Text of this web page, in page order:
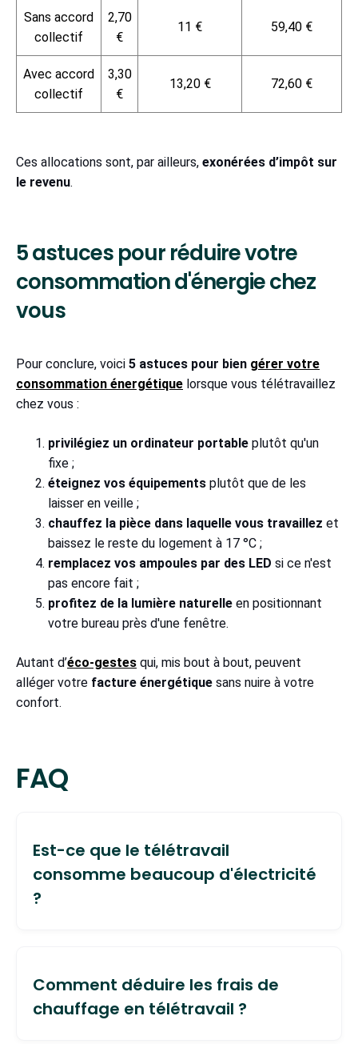
Sans accord
collectif
2,70
€
11 € 59,40 €
Avec accord
collectif
3,30
€
13,20 € 72,60 €
Ces allocations sont, par ailleurs, exonérées d’impôt sur
le revenu.
5 astuces pour réduire votre
consommation d'énergie chez
vous
Pour conclure, voici 5 astuces pour bien gérer votre
consommation énergétique lorsque vous télétravaillez
chez vous :
privilégiez un ordinateur portable plutôt qu'un
fixe ;
éteignez vos équipements plutôt que de les
laisser en veille ;
chauffez la pièce dans laquelle vous travaillez et
baissez le reste du logement à 17 °C ;
remplacez vos ampoules par des LED si ce n'est
pas encore fait ;
profitez de la lumière naturelle en positionnant
votre bureau près d'une fenêtre.
Autant d’éco-gestes qui, mis bout à bout, peuvent
alléger votre facture énergétique sans nuire à votre
confort.
FAQ
Est-ce que le télétravail
consomme beaucoup d'électricité
?
reste globalement minime : les données
disponibles sur l'impact énergétique global
(tous postes confondus) montrent un
Comment déduire les frais de
chauffage en télétravail ?